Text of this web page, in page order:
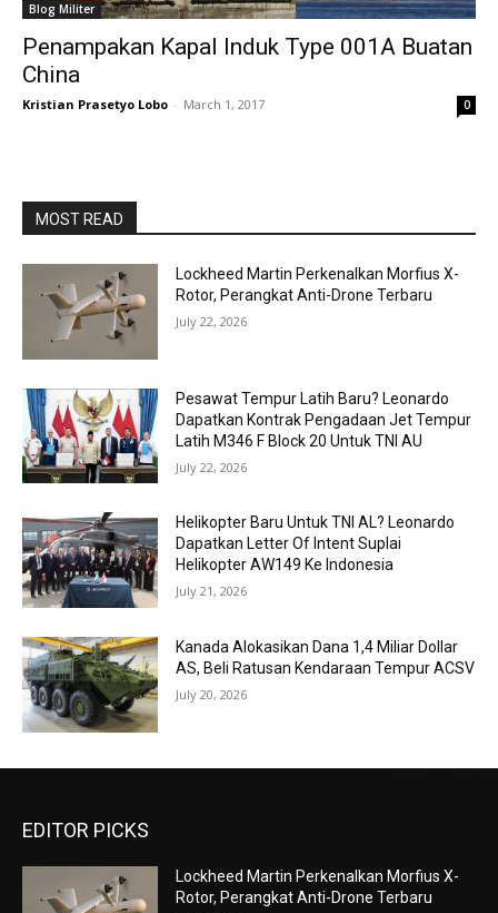
Blog Militer
Penampakan Kapal Induk Type 001A Buatan
China
Kristian Prasetyo Lobo - March 1, 2017 0
MOST READ
Lockheed Martin Perkenalkan Morfius X-
Rotor, Perangkat Anti-Drone Terbaru
July 22, 2026
Pesawat Tempur Latih Baru? Leonardo
Dapatkan Kontrak Pengadaan Jet Tempur
Latih M346 F Block 20 Untuk TNI AU
July 22, 2026
Helikopter Baru Untuk TNI AL? Leonardo
Dapatkan Letter Of Intent Suplai
Helikopter AW149 Ke Indonesia
July 21, 2026
Kanada Alokasikan Dana 1,4 Miliar Dollar
AS, Beli Ratusan Kendaraan Tempur ACSV
July 20, 2026
EDITOR PICKS
Lockheed Martin Perkenalkan Morfius X-
Rotor, Perangkat Anti-Drone Terbaru